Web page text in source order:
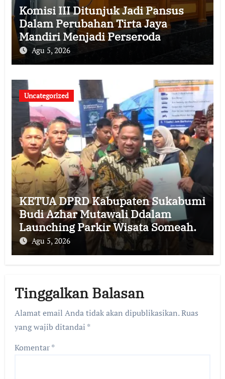
Komisi III Ditunjuk Jadi Pansus
Dalam Perubahan Tirta Jaya
Mandiri Menjadi Perseroda
Agu 5, 2026
Uncategorized
KETUA DPRD Kabupaten Sukabumi
Budi Azhar Mutawali Ddalam
Launching Parkir Wisata Someah.
Agu 5, 2026
Tinggalkan Balasan
Alamat email Anda tidak akan dipublikasikan.Ruas
yang wajib ditandai *
Komentar*